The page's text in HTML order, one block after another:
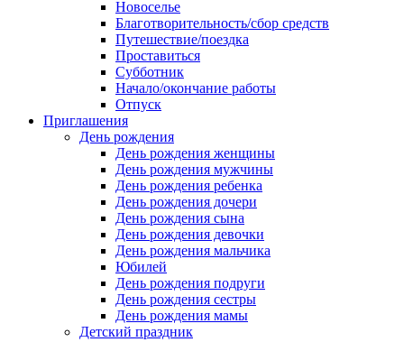
Новоселье
Благотворительность/сбор средств
Путешествие/поездка
Проставиться
Субботник
Начало/окончание работы
Отпуск
Приглашения
День рождения
День рождения женщины
День рождения мужчины
День рождения ребенка
День рождения дочери
День рождения сына
День рождения девочки
День рождения мальчика
Юбилей
День рождения подруги
День рождения сестры
День рождения мамы
Детский праздник